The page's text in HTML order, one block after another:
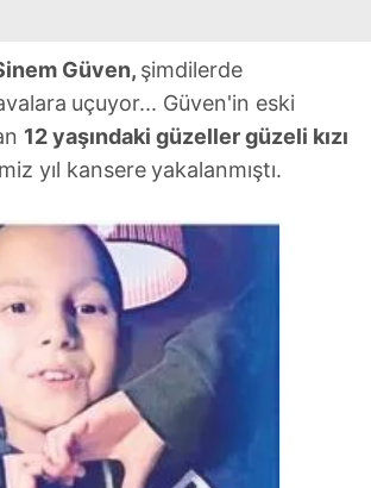
Güven, şimdilerde
uçuyor... Güven'in eski
12 yaşındaki güzeller güzeli kızı
yıl kansereyakalanmıştı.